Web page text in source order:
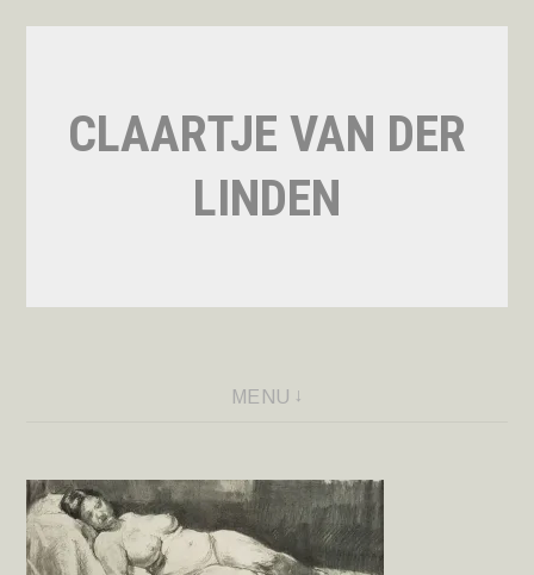
springenCLAARTJE VAN DER
LINDEN
MENU